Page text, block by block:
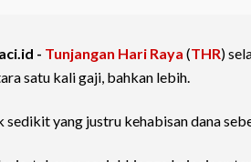
- Tunjangan Hari Raya (THR)
satu kali gaji, bahkan lebih.
sedikit yang justru kehabisan dana